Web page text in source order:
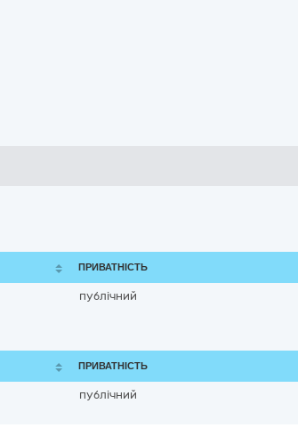
ПРИВАТНІСТЬ
публічний
ПРИВАТНІСТЬ
публічний